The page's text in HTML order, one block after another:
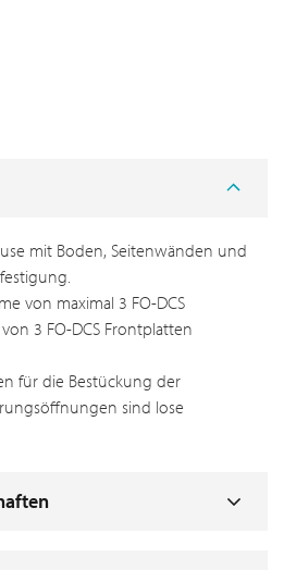
mit Boden, Seitenwänden und
von maximal 3 FO-DCS
3 FO-DCS Frontplatten
für die Bestückung der
sind lose